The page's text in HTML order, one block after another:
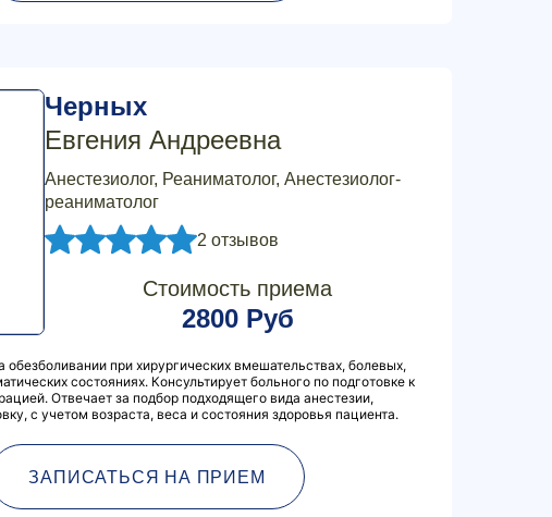
Черных
Евгения Андреевна
Анестезиолог, Реаниматолог, Анестезиолог-
реаниматолог
2 отзывов
Стоимость приема
2800 Руб
обезболивании при хирургических вмешательствах, болевых,
состояниях. Консультирует больного по подготовке к
Отвечает за подбор подходящего вида анестезии,
с учетом возраста, веса и состояния здоровья пациента.
ЗАПИСАТЬСЯ НА ПРИЕМ